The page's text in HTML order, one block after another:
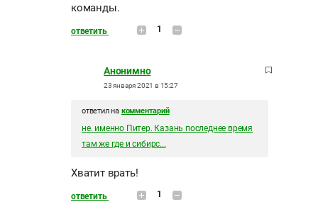
команды.
ответить 1
Анонимно
23 января 2021 в 15:27
ответил на комментарий
не. именно Питер. Казань последнее время
там же где и сибирс...
Хватит врать!
ответить 1